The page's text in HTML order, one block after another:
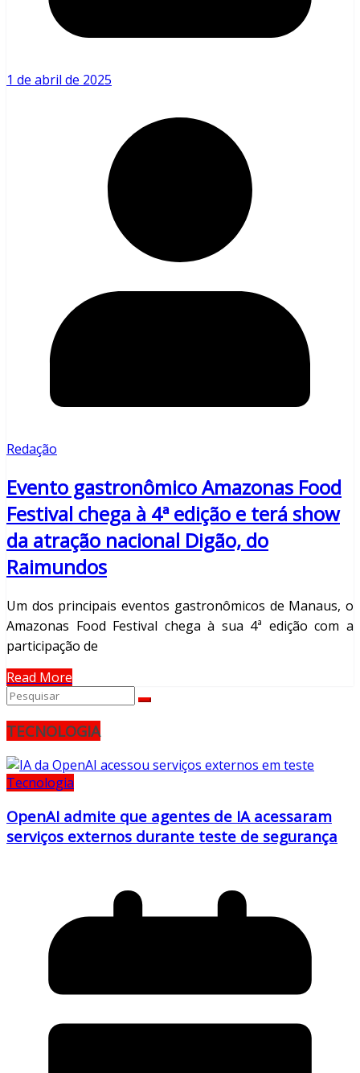
1 de abril de 2025
Redação
Evento gastronômico Amazonas Food
Festival chega à 4ª edição e terá show
da atração nacional Digão, do
Raimundos
Um dos principais eventos gastronômicos de Manaus, o
Amazonas Food Festival chega à sua 4ª edição com a
participação de
Read More
TECNOLOGIA
Tecnologia
OpenAI admite que agentes de IA acessaram
serviços externos durante teste de segurança